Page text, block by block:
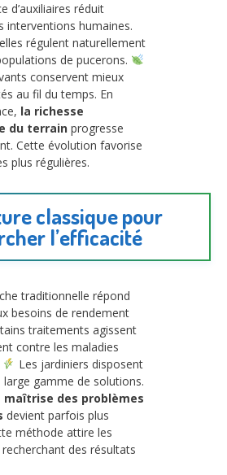
d’auxiliaires réduit
interventions humaines.
régulent naturellement
de pucerons.
conservent mieux
au fil du temps. En
la richesse
du terrain progresse
Cette évolution favorise
plus régulières.
classique pour
l’efficacité
traditionnelle répond
besoins de rendement
traitements agissent
contre les maladies
Les jardiniers disposent
large gamme de solutions.
maîtrise des problèmes
devient parfois plus
méthode attire les
des résultats